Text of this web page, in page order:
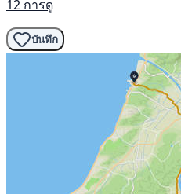
12 การดู
บันทึก